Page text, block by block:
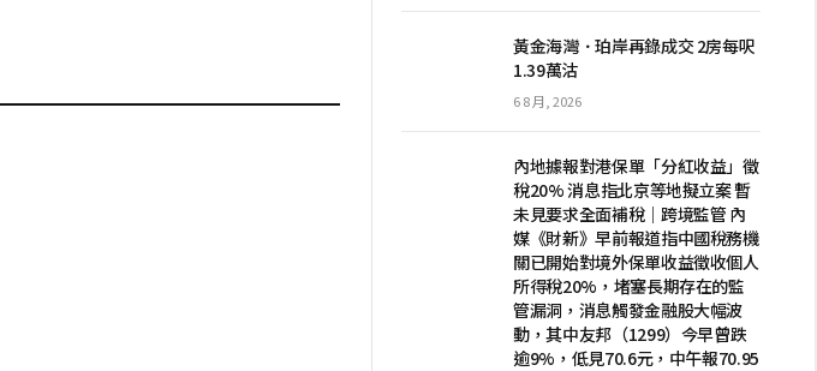
黃金海灣．珀岸再錄成交 2房每呎
1.39萬沽
6 8 月, 2026
內地據報對港保單「分紅收益」徵
稅20% 消息指北京等地擬立案 暫
未見要求全面補稅｜跨境監管 內
媒《財新》早前報道指中國稅務機
關已開始對境外保單收益徵收個人
所得稅20%，堵塞長期存在的監
管漏洞，消息觸發金融股大幅波
動，其中友邦（1299）今早曾跌
逾9%，低見70.6元，中午報70.95